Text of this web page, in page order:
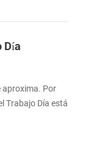
Día
aproxima. Por
Trabajo Día está
el 6 de
tiene algo